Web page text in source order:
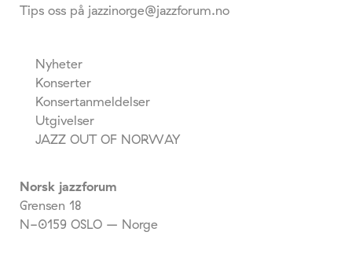
Tips oss på jazzinorge@jazzforum.no
Nyheter
Konserter
Konsertanmeldelser
Utgivelser
JAZZ OUT OF NORWAY
Norsk jazzforum
Grensen 18
N-0159 OSLO – Norge